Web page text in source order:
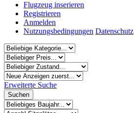
Flugzeug inserieren
Registrieren
Anmelden
Nutzungsbedingungen Datenschutz
Erweiterte Suche
Suchen